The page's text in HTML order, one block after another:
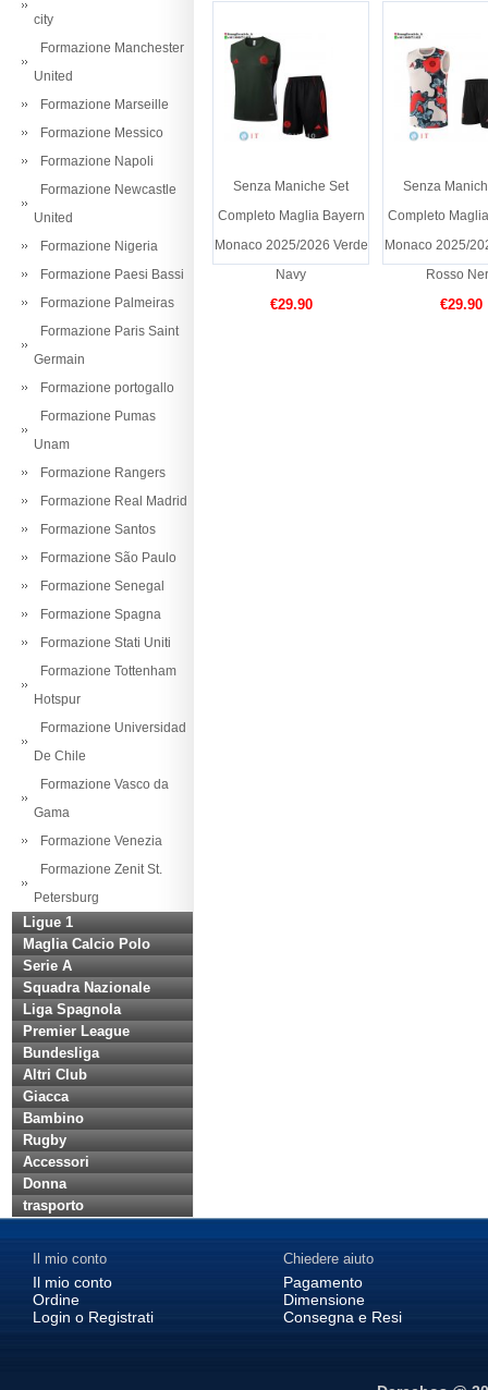
city
Formazione Manchester
United
Formazione Marseille
Formazione Messico
Formazione Napoli
Formazione Newcastle
United
Formazione Nigeria
Formazione Paesi Bassi
Formazione Palmeiras
Formazione Paris Saint
Germain
Formazione portogallo
Formazione Pumas
Unam
Formazione Rangers
Formazione Real Madrid
Formazione Santos
Formazione São Paulo
Formazione Senegal
Formazione Spagna
Formazione Stati Uniti
Formazione Tottenham
Hotspur
Formazione Universidad
De Chile
Formazione Vasco da
Gama
Formazione Venezia
Formazione Zenit St.
Petersburg
Ligue 1
Maglia Calcio Polo
Serie A
Squadra Nazionale
Liga Spagnola
Premier League
Bundesliga
Altri Club
Giacca
Bambino
Rugby
Accessori
Donna
trasporto
Senza Maniche Set
Completo Maglia Bayern
Monaco 2025/2026 Verde
Navy
€29.90
Senza
Completo
Monaco 2025/
Rosso
€29.90
Il mio conto
Il mio conto
Ordine
Login o Registrati
Chiedere aiuto
Pagamento
Dimensione
Consegna e Resi